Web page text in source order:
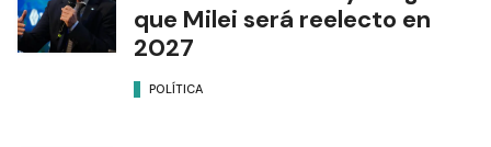
que Milei será reelecto en
2027
POLÍTICA